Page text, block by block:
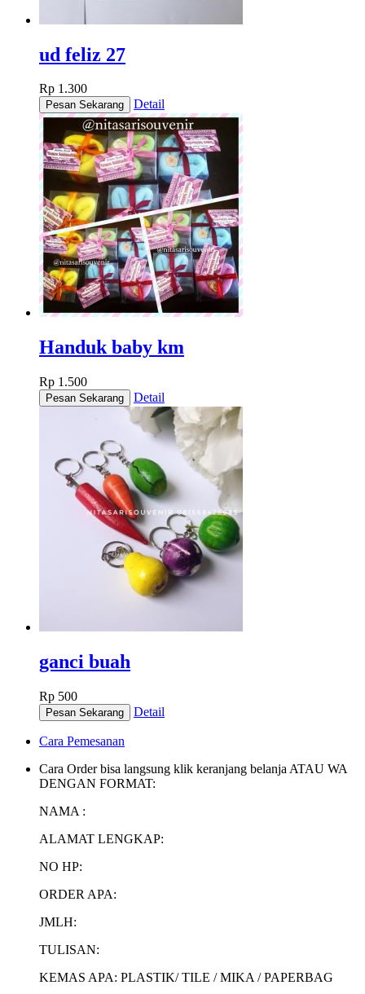
ud feliz 27
Rp 1.300
Detail
Handuk baby km
Rp 1.500
Detail
ganci buah
Rp 500
Detail
Cara Pemesanan
Cara Order bisa langsung klik keranjang belanja ATAU WA
DENGAN FORMAT:
NAMA :
ALAMAT LENGKAP:
NO HP:
ORDER APA:
JMLH:
TULISAN:
KEMAS APA: PLASTIK/ TILE / MIKA / PAPERBAG